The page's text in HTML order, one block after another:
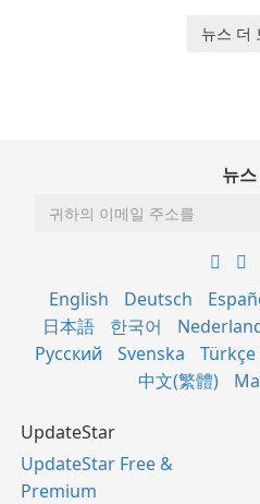
뉴스 더
뉴
English Deutsch
日本語
한국어
Русский
Svenska Türkçe
中文(繁體)
UpdateStar
UpdateStar Free &
Premium